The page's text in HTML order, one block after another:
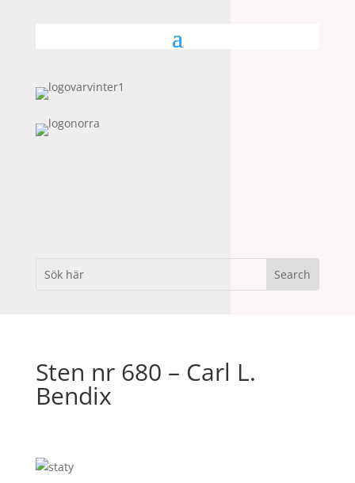
Sten nr 680 – Carl L.
Bendix